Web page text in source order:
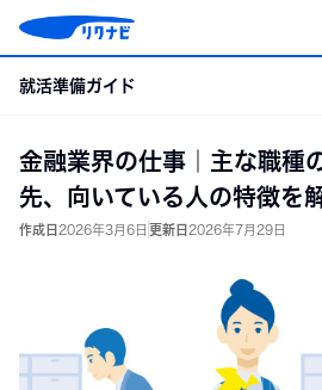
テ
キッ
就活準備ガイド
就活準備ガイド トップ
エントリーシート・適性検査の準備
金融業界の仕事｜主な職種
先、向いている人の特徴を
作成日 2026年3月6日 更新日 2026年7月29日